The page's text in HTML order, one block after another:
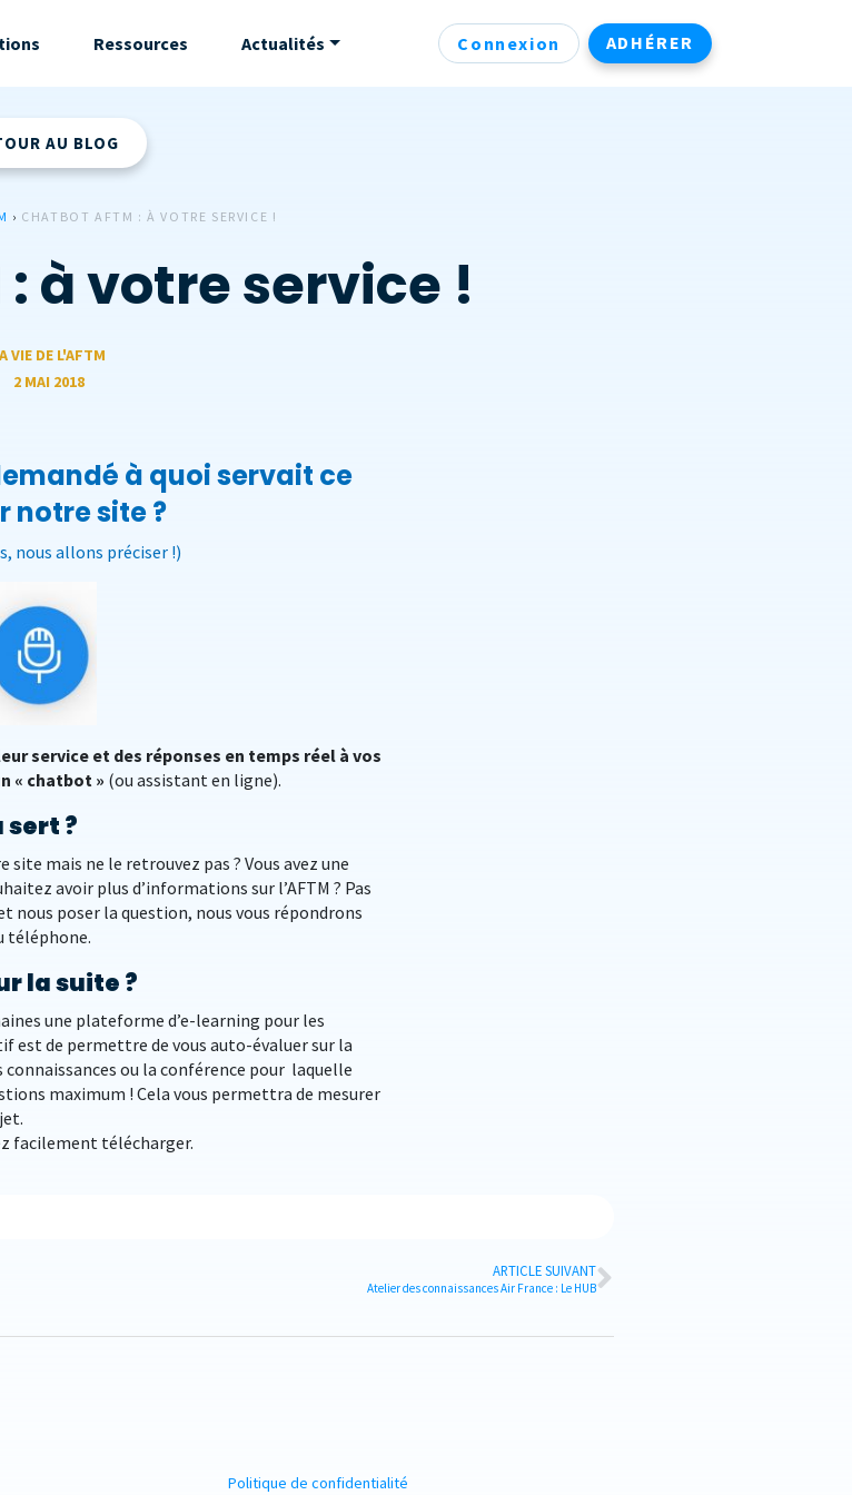
Ressources Actualités Connexion ADHÉRER
AU BLOG
› CHATBOT AFTM : À VOTRE SERVICE !
à votre service !
VIE DE L'AFTM
2 MAI 2018
à quoi servait ce
notre site ?
nous allons préciser !)
service et des réponses en temps réel à vos
« chatbot » (ou assistant en ligne).
sert ?
mais ne le retrouvez pas ? Vous avez une
avoir plus d’informations sur l’AFTM ? Pas
nous poser la question, nous vous répondrons
téléphone.
la suite ?
une plateforme d’e-learning pour les
est de permettre de vous auto-évaluer sur la
connaissances ou la conférence pour laquelle
maximum ! Cela vous permettra de mesurer
facilement télécharger.
ARTICLE SUIVANT
Atelier des connaissances Air France : Le HUB
Politique de confidentialité